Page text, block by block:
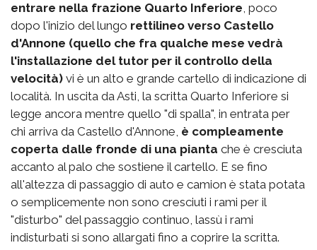
entrare nella frazione Quarto Inferiore, poco
dopo l'inizio del lungo rettilineo verso Castello
d'Annone (quello che fra qualche mese vedrà
l'installazione del tutor per il controllo della
velocità) vi è un alto e grande cartello di indicazione di
località. In uscita da Asti, la scritta Quarto Inferiore si
legge ancora mentre quello "di spalla", in entrata per
chi arriva da Castello d'Annone, è compleamente
coperta dalle fronde di una pianta che è cresciuta
accanto al palo che sostiene il cartello. E se fino
all'altezza di passaggio di auto e camion è stata potata
o semplicemente non sono cresciuti i rami per il
"disturbo" del passaggio continuo, lassù i rami
indisturbati si sono allargati fino a coprire la scritta.